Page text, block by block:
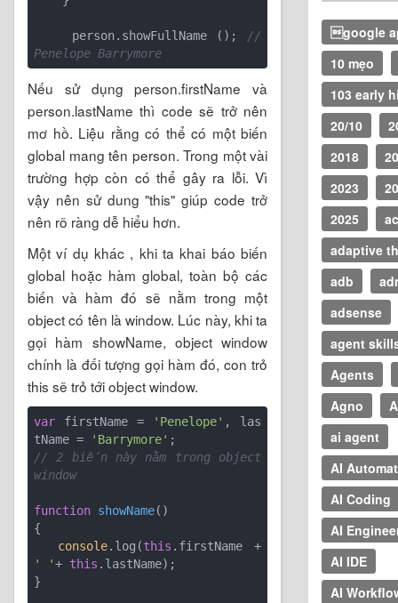
    person.showFullName ();
//
Penelope Barrymore
Nếu sử dụng person.firstName và
person.lastName thì code sẽ trở nên
mơ hồ. Liệu rằng có thể có một biến
global mang tên person. Trong một vài
trường hợp còn có thể gây ra lỗi. Vì
vậy nên sử dung "this" giúp code trở
nên rõ ràng dễ hiểu hơn.
Một ví dụ khác , khi ta khai báo biến
global hoặc hàm global, toàn bộ các
biến và hàm đó sẽ nằm trong một
object có tên là window. Lúc này, khi ta
gọi hàm showName, object window
chính là đối tượng gọi hàm đó, con trỏ
this sẽ trỏ tới object window.
var firstName = 'Penelope' , las
tName =
'Barrymore'
// 2 biến này nằm trong object
window
function showName(
{
console.log(this
.firstName +
' '+ this .lastName);
}
google
10 mẹo
103 early
20/10
2018
2023
2025
adaptive
adb
adsense
agent
Agents
Agno
ai agent
AI
AI Coding
AI
AI IDE
AI